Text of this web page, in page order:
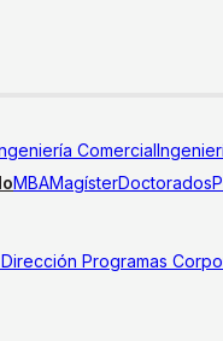
Comercial
MBAMagísterDoctorados
Programas